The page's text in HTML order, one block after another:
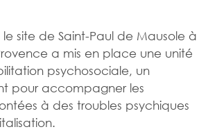
le site de Saint-Paul de Mausole à
a mis en place une unité
psychosociale, un
pour accompagner les
à des troubles psychiques